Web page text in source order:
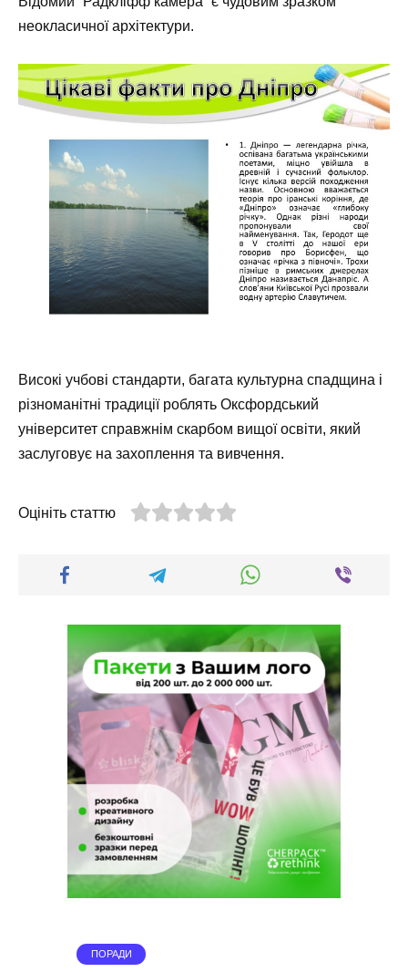
неокласичної архітектури.
Високі учбові стандарти, багата культурна спадщина і
різноманітні традиції роблять Оксфордський
університет справжнім скарбом вищої освіти, який
заслуговує на захоплення та вивчення.
Оцініть статтю
ПОРАДИ